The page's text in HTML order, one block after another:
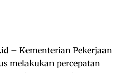
– Kementerian Pekerjaan
melakukan percepatan